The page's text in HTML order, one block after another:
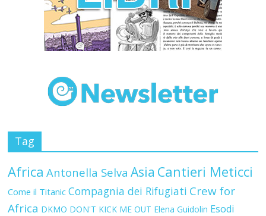
Tag
Africa Antonella Selva Asia Cantieri Meticci
Come il Titanic Compagnia dei Rifugiati Crew for
Africa DKMO DON'T KICK ME OUT Elena Guidolin Esodi